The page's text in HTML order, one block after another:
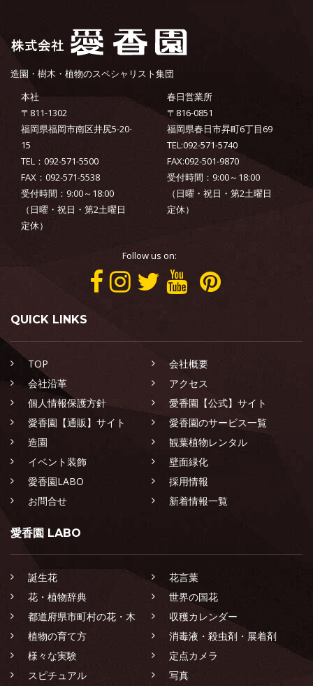
造園・樹木・植物のスペシャリスト集団
本社
〒811-1302
福岡県福岡市南区井尻5-20-
15
TEL：092-571-5500
FAX：092-571-5538
受付時間：9:00～18:00
（日曜・祝日・第2土曜日
定休）
春日営業所
〒816-0851
福岡県春日市昇町6丁目69
TEL:092-571-5740
FAX:092-501-9870
受付時間：9:00～18:00
（日曜・祝日・第2土曜日
定休）
Follow us on:
QUICK LINKS
TOP
会社概要
会社沿革
アクセス
個人情報保護方針
愛香園【公式】サイト
愛香園【通販】サイト
愛香園のサービス一覧
造園
観葉植物レンタル
イベント装飾
壁面緑化
愛香園LABO
採用情報
お問合せ
新着情報一覧
愛香園 LABO
誕生花
花言葉
花・植物辞典
世界の国花
都道府県市町村の花・木
収穫カレンダー
植物の育て方
消毒液・殺虫剤・展着剤
様々な実験
定点カメラ
スピチュアル
写真